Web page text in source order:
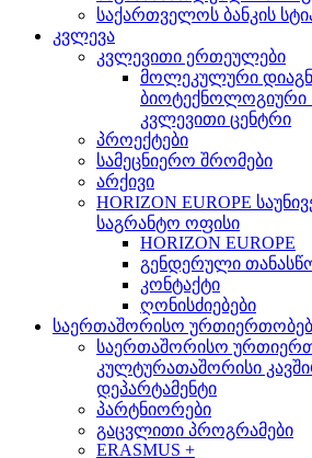
საქართველოს ბანკის
კვლევა
კვლევითი ერთეულები
მოლეკულური
ბიოტექნოლოგიური
კვლევითი ცენტრი
პროექტები
სამეცნიერო შრომები
არქივი
HORIZON EUROPE
საგრანტო ოფისი
HORIZON EUROPE
გენდერული
კონტაქტი
ღონისძიებები
საერთაშორისო
საერთაშორისო
კულტურათაშორისი
დეპარტამენტი
პარტნიორები
გაცვლითი პროგრამები
ERASMUS +